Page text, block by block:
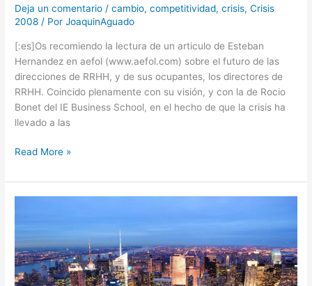
Deja un comentario /cambio,competitividad,crisis,Crisis
2008 / PorJoaquinAguado
[:es]Os recomiendo la lectura de un articulo de Esteban
Hernandez en aefol (www.aefol.com) sobre el futuro de las
direcciones de RRHH, y de sus ocupantes, los directores de
RRHH. Coincido plenamente con su visión, y con la de Rocio
Bonet del IE Business School, en el hecho de que la crisis ha
llevado a las
Read More »
mejorar
nuestros
cuadros